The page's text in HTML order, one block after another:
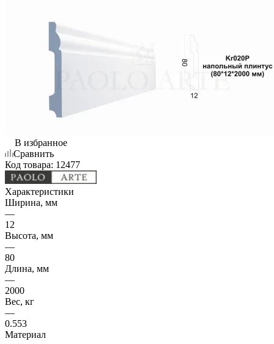
В избранное
Сравнить
Код товара: 12477
Характеристики
Ширина, мм
—
12
Высота, мм
—
80
Длина, мм
—
2000
Вес, кг
—
0.553
Материал